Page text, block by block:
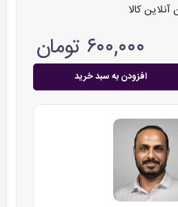
آنلاین کالا
۶۰۰,۰۰۰ تومان
افزودن به سبد خرید